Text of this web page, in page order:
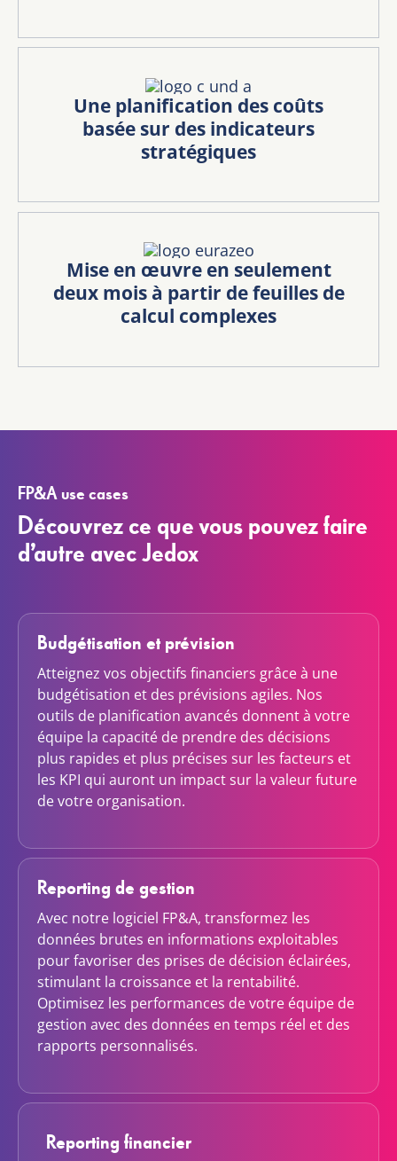
Une planification des coûts
basée sur des indicateurs
stratégiques
Mise en œuvre en seulement
deux mois à partir de feuilles de
calcul complexes
FP&A use cases
Découvrez ce que vous pouvez faire
d’autre avec Jedox
Budgétisation et prévision
Atteignez vos objectifs financiers grâce à une
budgétisation et des prévisions agiles. Nos
outils de planification avancés donnent à votre
équipe la capacité de prendre des décisions
plus rapides et plus précises sur les facteurs et
les KPI qui auront un impact sur la valeur future
de votre organisation.
Reporting de gestion
Avec notre logiciel FP&A, transformez les
données brutes en informations exploitables
pour favoriser des prises de décision éclairées,
stimulant la croissance et la rentabilité.
Optimisez les performances de votre équipe de
gestion avec des données en temps réel et des
rapports personnalisés.
Reporting financier